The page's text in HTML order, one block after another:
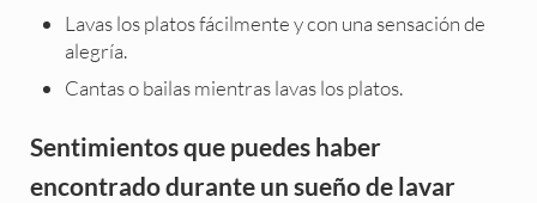
Lavas los platos fácilmente y con una sensación de
alegría.
Cantas o bailas mientras lavas los platos.
Sentimientos que puedes haber
encontrado durante un sueño de lavar